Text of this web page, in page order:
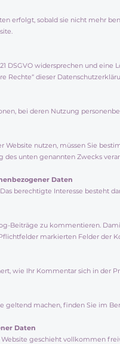
erfolgt, sobald sie nicht mehr
DSGVO widersprechen und eine
Rechte“ dieser
bei deren Nutzung
nutzen, müssen Sie
unten genannten Zwecks
Daten
Das berechtigte Interesse
Beiträge zu kommentieren.
markierten Felder der
wie Ihr Kommentar sich in der
geltend machen, finden Sie im
Daten
geschieht vollkommen